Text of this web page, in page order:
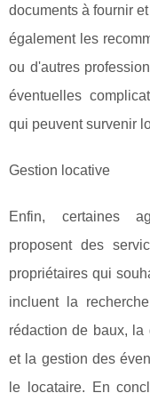
documents à fournir
également les
ou d'autres
éventuelles
qui peuvent survenir
Gestion locative
Enfin, certaines
proposent des
propriétaires qui
incluent la
rédaction de baux, la
et la gestion des
le locataire. En